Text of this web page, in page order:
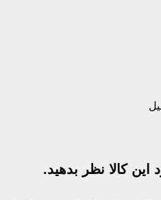
کالا نظر بدهید.